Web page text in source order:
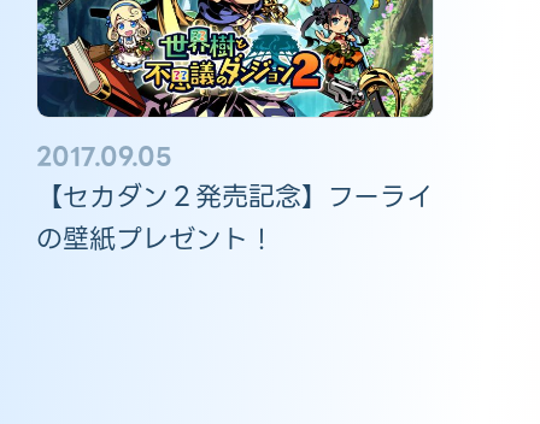
2017.09.05
【セカダン２発売記念】フーライ
の壁紙プレゼント！